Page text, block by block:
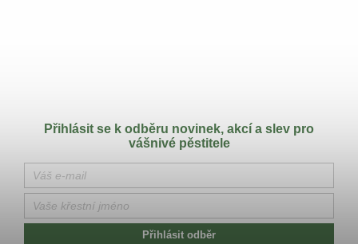
Přihlásit se k odběru novinek, akcí a slev pro
vášnivé pěstitele
Přihlásit odběr